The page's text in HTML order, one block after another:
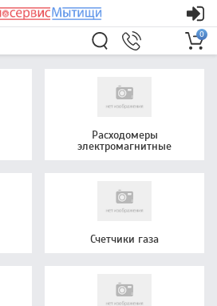
0
Расходомеры
электромагнитные
Счетчики газа